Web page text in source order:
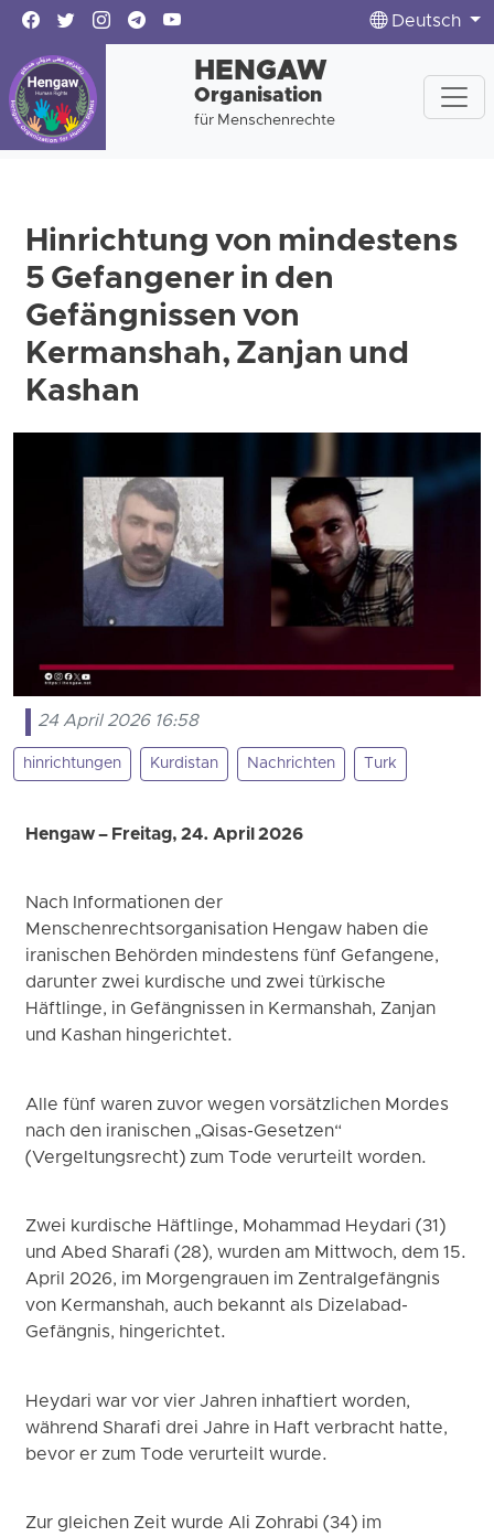
Deutsch
HENGAW
Organisation
für Menschenrechte
Hinrichtung von mindestens
5 Gefangener in den
Gefängnissen von
Kermanshah, Zanjan und
Kashan
24 April 2026 16:58
hinrichtungen Kurdistan Nachrichten Turk
Hengaw – Freitag, 24. April 2026
Nach Informationen der
Menschenrechtsorganisation Hengaw haben die
iranischen Behörden mindestens fünf Gefangene,
darunter zwei kurdische und zwei türkische
Häftlinge, in Gefängnissen in Kermanshah, Zanjan
und Kashan hingerichtet.
Alle fünf waren zuvor wegen vorsätzlichen Mordes
nach den iranischen „Qisas-Gesetzen“
(Vergeltungsrecht) zum Tode verurteilt worden.
Zwei kurdische Häftlinge, Mohammad Heydari (31)
und Abed Sharafi (28), wurden am Mittwoch, dem 15.
April 2026, im Morgengrauen im Zentralgefängnis
von Kermanshah, auch bekannt als Dizelabad-
Gefängnis, hingerichtet.
Heydari war vor vier Jahren inhaftiert worden,
während Sharafi drei Jahre in Haft verbracht hatte,
bevor er zum Tode verurteilt wurde.
Zur gleichen Zeit wurde Ali Zohrabi (34) im